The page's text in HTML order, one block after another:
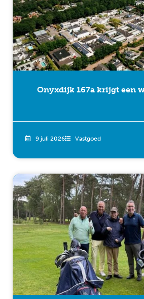
Onyxdijk 167a krijgt een
9 juli 2026 Vastgoed